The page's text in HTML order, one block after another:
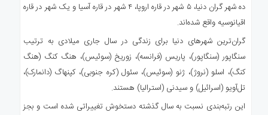
ده شهر گران دنیا، ۵ شهر در قاره اروپا، ۴ شهر در قاره آسیا و یک شهر در قاره
اقیانوسیه واقع شده‌اند.
گران‌ترین شهرهای دنیا برای زندگی در سال جاری میلادی به ترتیب
سنگاپور (سنگاپور)، پاریس (فرانسه)، زوریخ (سوئیس)، هنگ کنگ (هنگ
کنگ)، اسلو (نروژ)، ژنو (سوئیس)، سئول (کره جنوبی)، کپنهاگ (دانمارک)،
تل‌آویو (اسرائیل) و سیدنی (استرالیا) هستند.
این رتبه‌بندی نسبت به سال گذشته دستخوش تغییراتی شده است و بجز